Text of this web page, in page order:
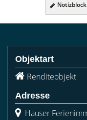
Objektart
Renditeobjekt
Adresse
Häuser